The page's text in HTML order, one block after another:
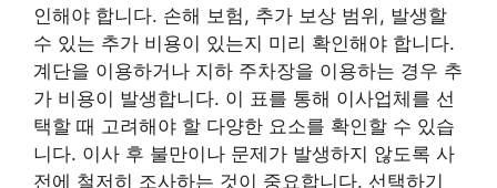
인해야 합니다. 손해 보험, 추가 보상 범위, 발생할
수 있는 추가 비용이 있는지 미리 확인해야 합니다.
계단을 이용하거나 지하 주차장을 이용하는 경우 추
가 비용이 발생합니다. 이 표를 통해 이사업체를 선
택할 때 고려해야 할 다양한 요소를 확인할 수 있습
니다. 이사 후 불만이나 문제가 발생하지 않도록 사
전에 철저히 조사하는 것이 중요합니다. 선택하기